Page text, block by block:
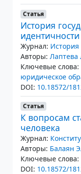
Статья
История
Журнал: История
Авторы: Лаптева
Ключевые слова:
юридическое
DOI: 10.18572/
Статья
К вопросам
человека
Журнал:
Авторы: Балаян
Ключевые слова:
DOI: 10.18572/